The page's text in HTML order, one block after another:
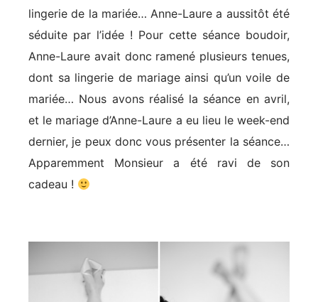
lingerie de la mariée… Anne-Laure a aussitôt été
séduite par l’idée ! Pour cette séance boudoir,
Anne-Laure avait donc ramené plusieurs tenues,
dont sa lingerie de mariage ainsi qu’un voile de
mariée… Nous avons réalisé la séance en avril,
et le mariage d’Anne-Laure a eu lieu le week-end
dernier, je peux donc vous présenter la séance…
Apparemment Monsieur a été ravi de son
cadeau !